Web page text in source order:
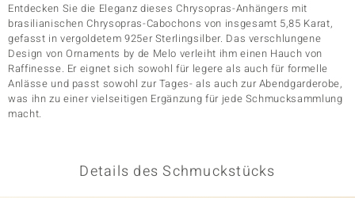
Classics
Entdecken Sie die Eleganz dieses Chrysopras-Anhängers mit
brasilianischen Chrysopras-Cabochons von insgesamt 5,85 Karat,
gefasst in vergoldetem 925er Sterlingsilber. Das verschlungene
Design von Ornaments by de Melo verleiht ihm einen Hauch von
Raffinesse. Er eignet sich sowohl für legere als auch für formelle
Anlässe und passt sowohl zur Tages- als auch zur Abendgarderobe,
was ihn zu einer vielseitigen Ergänzung für jede Schmucksammlung
macht.
Details des Schmuckstücks